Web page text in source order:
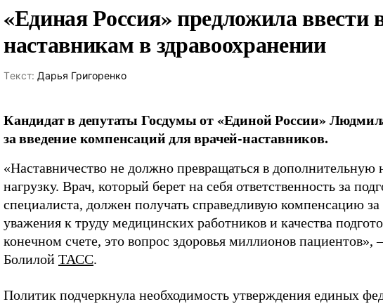
«Единая Россия» предложила
наставникам в здравоохранении
Tекст: Дарья Григоренко
Кандидат в депутаты Госдумы от «Единой России»
за введение компенсаций для врачей-наставников.
«Наставничество не должно превращаться в дополнительную
нагрузку. Врач, который берет на себя ответственность за
специалиста, должен получать справедливую компенсацию за
уважения к труду медицинских работников и качества
конечном счете, это вопрос здоровья миллионов пациентов»,
Болилой ТАСС.
Политик подчеркнула необходимость утверждения единых